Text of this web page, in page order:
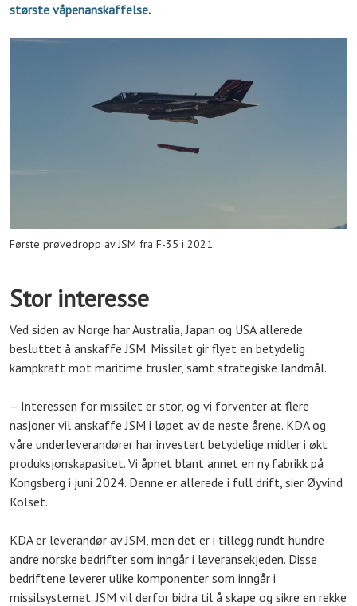
største våpenanskaffelse.
Første prøvedropp av JSM fra F-35 i 2021.
Stor interesse
Ved siden av Norge har Australia, Japan og USA allerede
besluttet å anskaffe JSM. Missilet gir flyet en betydelig
kampkraft mot maritime trusler, samt strategiske landmål.
– Interessen for missilet er stor, og vi forventer at flere
nasjoner vil anskaffe JSM i løpet av de neste årene. KDA og
våre underleverandører har investert betydelige midler i økt
produksjonskapasitet. Vi åpnet blant annet en ny fabrikk på
Kongsberg i juni 2024. Denne er allerede i full drift, sier Øyvind
Kolset.
KDA er leverandør av JSM, men det er i tillegg rundt hundre
andre norske bedrifter som inngår i leveransekjeden. Disse
bedriftene leverer ulike komponenter som inngår i
missilsystemet. JSM vil derfor bidra til å skape og sikre en rekke